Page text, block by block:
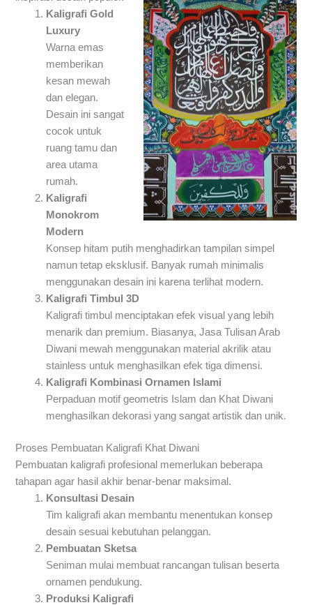
Kaligrafi Gold
Luxury
Warna emas
memberikan
kesan mewah
dan elegan.
Desain ini sangat
cocok untuk
ruang tamu dan
area utama
rumah.
Kaligrafi
Monokrom
Modern
Konsep hitam putih menghadirkan tampilan simpel
namun tetap eksklusif. Banyak rumah minimalis
menggunakan desain ini karena terlihat modern.
Kaligrafi Timbul 3D
Kaligrafi timbul menciptakan efek visual yang lebih
menarik dan premium. Biasanya, Jasa Tulisan Arab
Diwani mewah menggunakan material akrilik atau
stainless untuk menghasilkan efek tiga dimensi.
Kaligrafi Kombinasi Ornamen Islami
Perpaduan motif geometris Islam dan Khat Diwani
menghasilkan dekorasi yang sangat artistik dan unik.
Proses Pembuatan Kaligrafi Khat Diwani
Pembuatan kaligrafi profesional memerlukan beberapa
tahapan agar hasil akhir benar-benar maksimal.
Konsultasi Desain
Tim kaligrafi akan membantu menentukan konsep
desain sesuai kebutuhan pelanggan.
Pembuatan Sketsa
Seniman mulai membuat rancangan tulisan beserta
ornamen pendukung.
Produksi Kaligrafi